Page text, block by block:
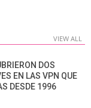
VIEW ALL
DOS
EN LAS VPN QUE
DESDE 1996